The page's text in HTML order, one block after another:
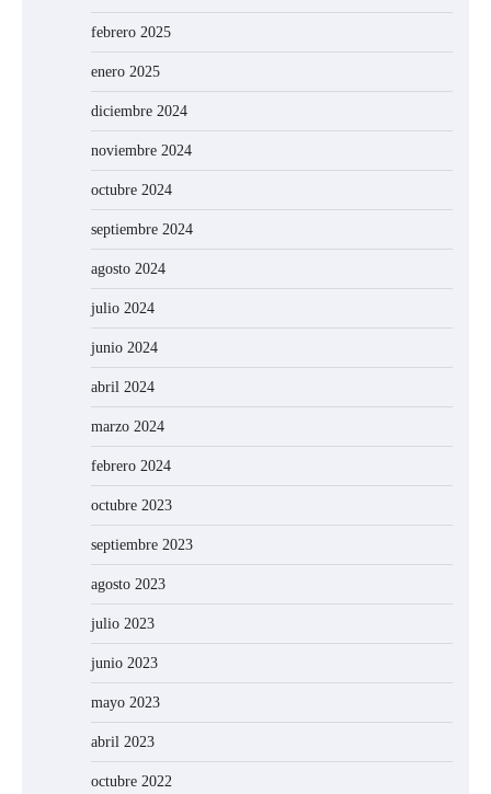
febrero 2025
enero 2025
diciembre 2024
noviembre 2024
octubre 2024
septiembre 2024
agosto 2024
julio 2024
junio 2024
abril 2024
marzo 2024
febrero 2024
octubre 2023
septiembre 2023
agosto 2023
julio 2023
junio 2023
mayo 2023
abril 2023
octubre 2022